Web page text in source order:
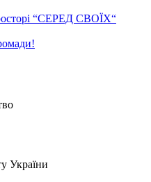
“СЕРЕД СВОЇХ“
України